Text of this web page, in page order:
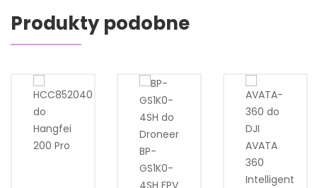
Produkty podobne